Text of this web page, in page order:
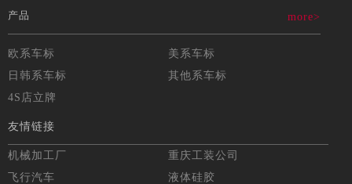
产品 more>
欧系车标
美系车标
日韩系车标
其他系车标
4S店立牌
友情链接
机械加工厂
重庆工装公司
飞行汽车
液体硅胶